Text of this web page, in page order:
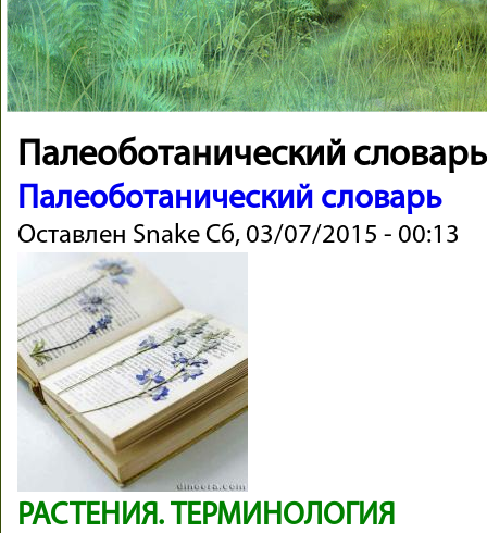
Палеоботанический словарь
Палеоботанический словарь
Оставлен Snake Сб, 03/07/2015 - 00:13
РАСТЕНИЯ. ТЕРМИНОЛОГИЯ